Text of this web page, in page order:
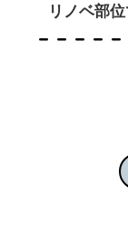
リノベ部